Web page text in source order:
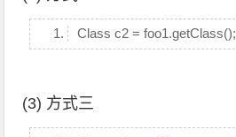
Class c2 = foo1.getClass();
(3) 方式三